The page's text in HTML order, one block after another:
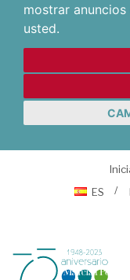
mostrar
usted.
ES